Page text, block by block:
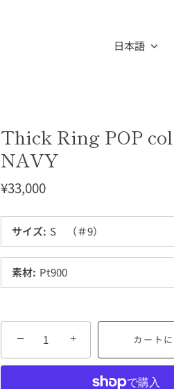
言語
日本語
Thick Ring POP
NAVY
¥33,000
サイズ: S （＃9）
素材: Pt900
− + カート